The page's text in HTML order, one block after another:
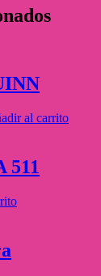
al carrito
511